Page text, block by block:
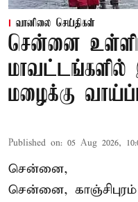
வானிலை செய்திகள்
சென்னை
மாவட்டங்களில்
மழைக்கு
Published on: 05 Aug 2026,
சென்னை,
சென்னை,